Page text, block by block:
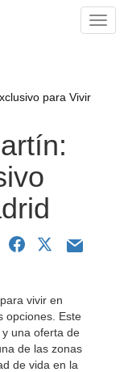
para Vivir
vivir en
opciones. Este
una oferta de
de las zonas
de vida en la